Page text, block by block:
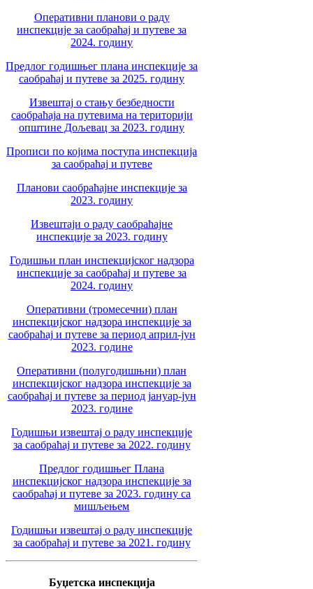
Оперативни планови о раду
инспекције за саобраћај и путеве за
2024. годину
Предлог годишњег плана инспекције за
саобраћај и путеве за 2025. годину
Извештај о стању безбедности
саобраћаја на путевима на територији
општине Дољевац за 2023. годину
Прописи по којима поступа инспекција
за саобраћај и путеве
Планови саобраћајне инспекције за
2023. годину
Извештаји о раду саобраћајне
инспекције за 2023. годину
Годишњи план инспекцијског надзора
инспекције за саобраћај и путеве за
2024. годину
Оперативни (тромесечни) план
инспекцијског надзора инспекције за
саобраћај и путеве за период април-јун
2023. године
Оперативни (полугодишњни) план
инспекцијског надзора инспекције за
саобраћај и путеве за период јануар-јун
2023. године
Годишњи извештај о раду инспекције
за саобраћај и путеве за 2022. годину
Предлог годишњег Плана
инспекцијског надзора инспекције за
саобраћај и путеве за 2023. годину са
мишљењем
Годишњи извештај о раду инспекције
за саобраћај и путеве за 2021. годину
Буџетска инспекција